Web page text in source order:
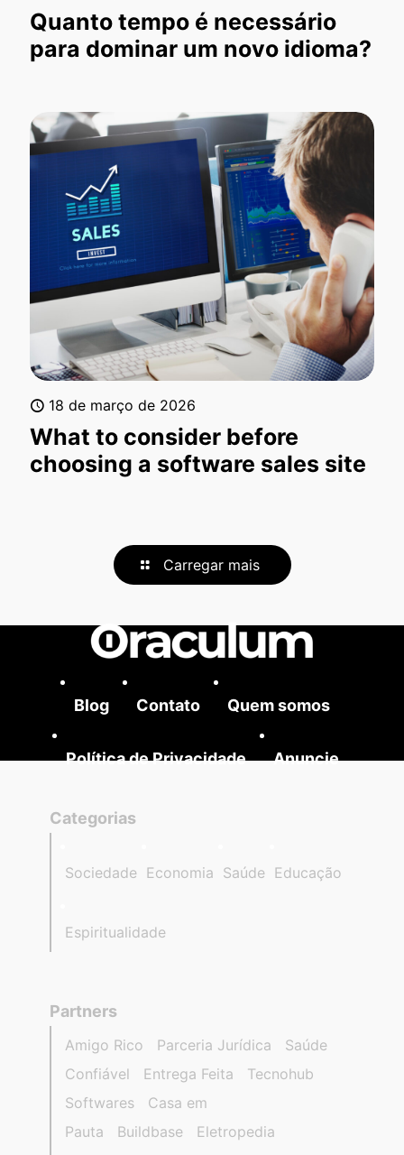
Quanto tempo é necessário
para dominar um novo idioma?
18 de março de 2026
What to consider before
choosing a software sales site
Carregar mais
Blog Contato Quem somos
Política de Privacidade Anuncie
Categorias
Sociedade Economia Saúde Educação
Espiritualidade
Partners
Amigo Rico Parceria Jurídica
Saúde
Confiável
Entrega Feita
Tecnohub
Softwares
Casa em
Pauta
Buildbase Eletropedia